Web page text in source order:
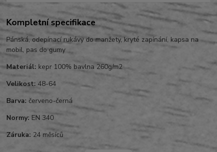
Kompletní specifikace
Pánská, odepínací rukávy do manžety, kryté zapínání, kapsa na
mobil, pas do gumy
Materiál: kepr 100% bavlna 260g/m2
Velikost: 48-64
Barva: červeno-černá
Normy: EN 340
Záruka: 24 měsíců